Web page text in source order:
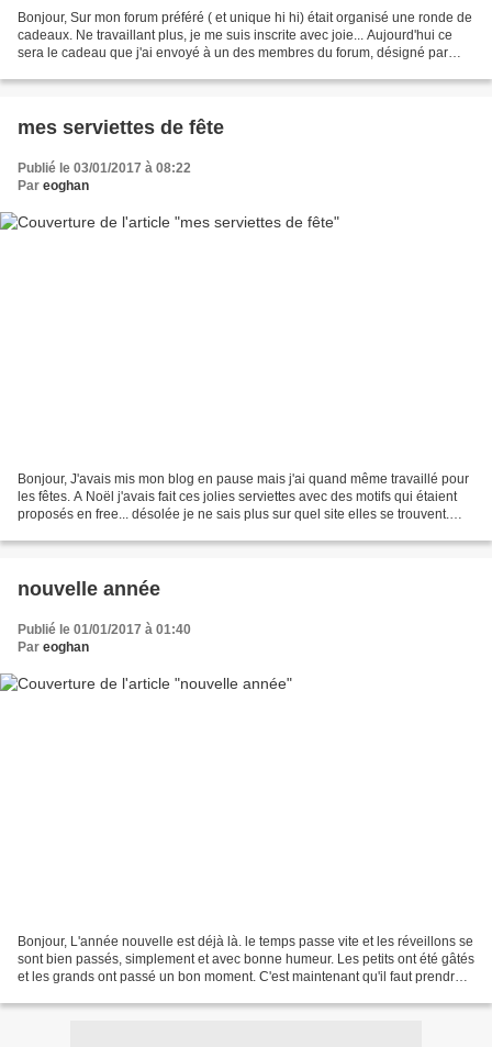
Bonjour, Sur mon forum préféré ( et unique hi hi) était organisé une ronde de
cadeaux. Ne travaillant plus, je me suis inscrite avec joie... Aujourd'hui ce
sera le cadeau que j'ai envoyé à un des membres du forum, désigné par
mes serviettes de fête
Publié le 03/01/2017 à 08:22
Par eoghan
Bonjour, J'avais mis mon blog en pause mais j'ai quand même travaillé pour
les fêtes. A Noël j'avais fait ces jolies serviettes avec des motifs qui étaient
proposés en free... désolée je ne sais plus sur quel site elles se trouvent.
nouvelle année
Publié le 01/01/2017 à 01:40
Par eoghan
Bonjour, L'année nouvelle est déjà là. le temps passe vite et les réveillons se
sont bien passés, simplement et avec bonne humeur. Les petits ont été gâtés
et les grands ont passé un bon moment. C'est maintenant qu'il faut prendre